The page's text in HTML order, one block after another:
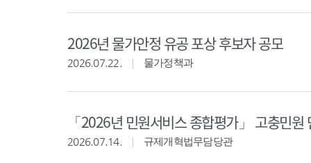
2026년 물가안정 유공 포상 후보자 공모
2026.07.22. 물가정책과
「2026년 민원서비스 종합평가」 고충민
2026.07.14. 규제개혁법무담당관